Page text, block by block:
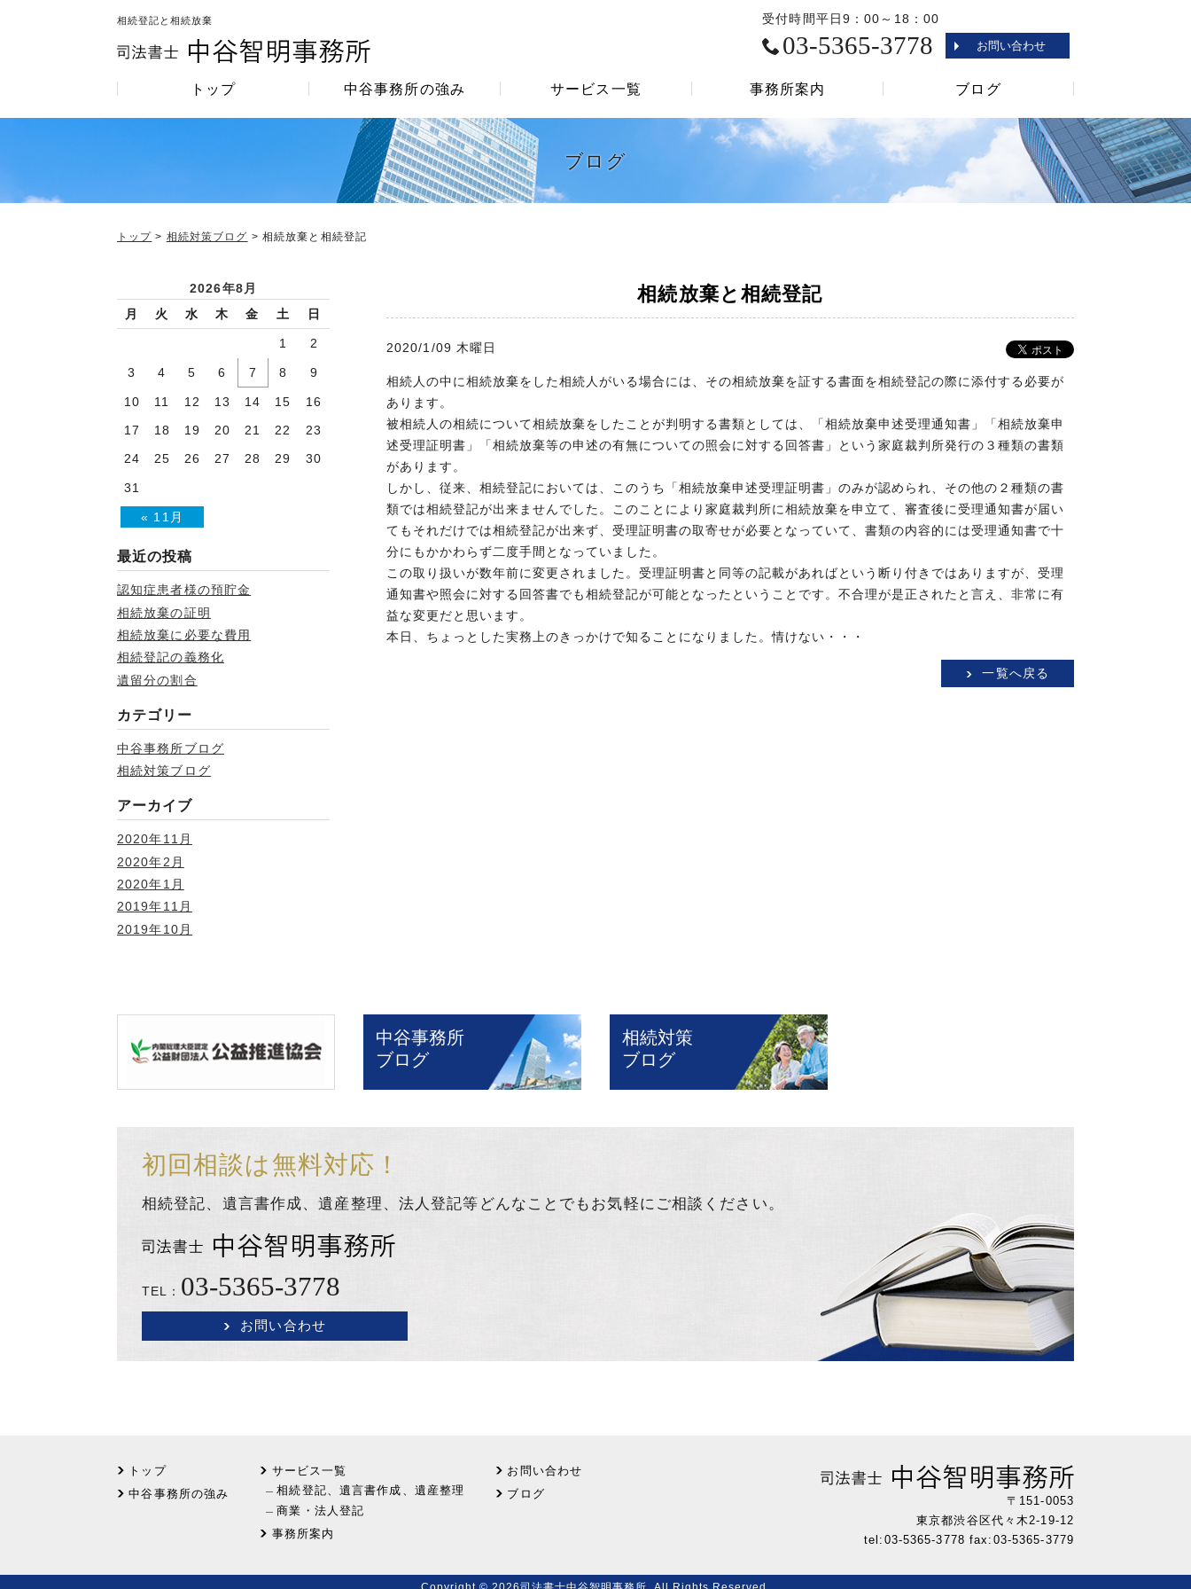
相続登記と相続放棄 受付時間平日9：00～18：00
03-5365-3778 お問い合わせ
トップ 中谷事務所の強み サービス一覧
相続登記、遺言書作成
遺産整理
事務所案内 ブログ
中谷智明事務所
ブログ
相続対策ブログ
ブログ
トップ > 相続対策ブログ > 相続放棄と相続登記
相続放棄と相続登記
2020/1/09 木曜日
相続人の中に相続放棄をした相続人がいる場合には、その相続放棄を証する書面を相続登記の際に添付する必要が
あります。
被相続人の相続について相続放棄をしたことが判明する書類としては、「相続放棄申述受理通知書」「相続放棄申
述受理証明書」「相続放棄等の申述の有無についての照会に対する回答書」という家庭裁判所発行の３種類の書類
があります。
しかし、従来、相続登記においては、このうち「相続放棄申述受理証明書」のみが認められ、その他の２種類の書
類では相続登記が出来ませんでした。このことにより家庭裁判所に相続放棄を申立て、審査後に受理通知書が届い
てもそれだけでは相続登記が出来ず、受理証明書の取寄せが必要となっていて、書類の内容的には受理通知書で十
分にもかかわらず二度手間となっていました。
この取り扱いが数年前に変更されました。受理証明書と同等の記載があればという断り付きではありますが、受理
通知書や照会に対する回答書でも相続登記が可能となったということです。不合理が是正されたと言え、非常に有
益な変更だと思います。
本日、ちょっとした実務上のきっかけで知ることになりました。情けない・・・
一覧へ戻る
2026年8月
月
火 水 木 金 土 日
« 11月
1 2
3 4 5 6 7 8 9
10 11 12 13 14 15
16
17
18 19 20 21 22
23
24
25 26 27 28 29 30
31
最近の投稿
認知症患者様の預貯金
相続放棄の証明
相続放棄に必要な費用
相続登記の義務化
遺留分の割合
カテゴリー
中谷事務所ブログ
相続対策ブログ
アーカイブ
2020年11月
2020年2月
2020年1月
2019年11月
2019年10月
中谷事務所
ブログ
相続対策
ブログ
初回相談は無料対応！
相続登記、遺言書作成、遺産整理、法人登記等どんなことでもお気軽にご相談ください。
TEL： 03-5365-3778
お問い合わせ
トップ
中谷事務所の強み
サービス一覧
相続登記、遺言書作成、遺産整理
商業・法人登記
事務所案内
お問い合わせ
ブログ
〒151-0053
東京都渋谷区代々木2-19-12
tel:03-5365-3778 fax:03-5365-3779